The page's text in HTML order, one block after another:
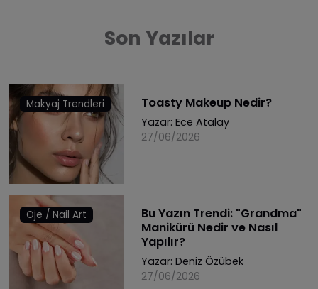
Son Yazılar
Makyaj Trendleri Toasty Makeup Nedir?
Yazar: Ece Atalay
27/06/2026
Oje / Nail Art
Bu Yazın Trendi: "Grandma"
Manikürü Nedir ve Nasıl
Yapılır?
Yazar: Deniz Özübek
27/06/2026